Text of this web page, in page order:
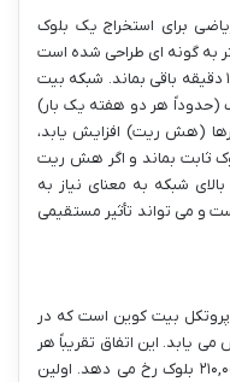
برای استخراج یک بلوک
به گونه ای طراحی شده است
که میانگین زمان ایجاد هر بلوک در حدود ۱۰ دقیقه باقی بماند. شبکه بیت
خودکار سختی را هر ۲۰۱۶ بلوک (حدوداً هر دو هفته یک بار)
(هش ریت) افزایش یابد،
ثابت بماند و اگر هش ریت
شبکه به معنای نیاز به
و می تواند تأثیر مستقیمی
بیت کوین است که در
یابد. این اتفاق تقریباً هر
چهار سال یک بار یا پس از استخراج هر ۲۱۰,۰۰۰ بلوک رخ می دهد. اولین